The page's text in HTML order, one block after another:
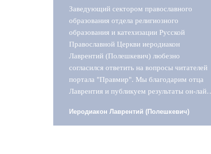
Заведующий сектором православного
образования отдела религиозного
образования и катехизации Русской
Православной Церкви иеродиакон
Лаврентий (Полешкевич) любезно
согласился ответить на вопросы читателей
портала "Правмир". Мы благодарим отца
Лаврентия и публикуем результаты он-лайн
Иеродиакон Лаврентий (Полешкевич)